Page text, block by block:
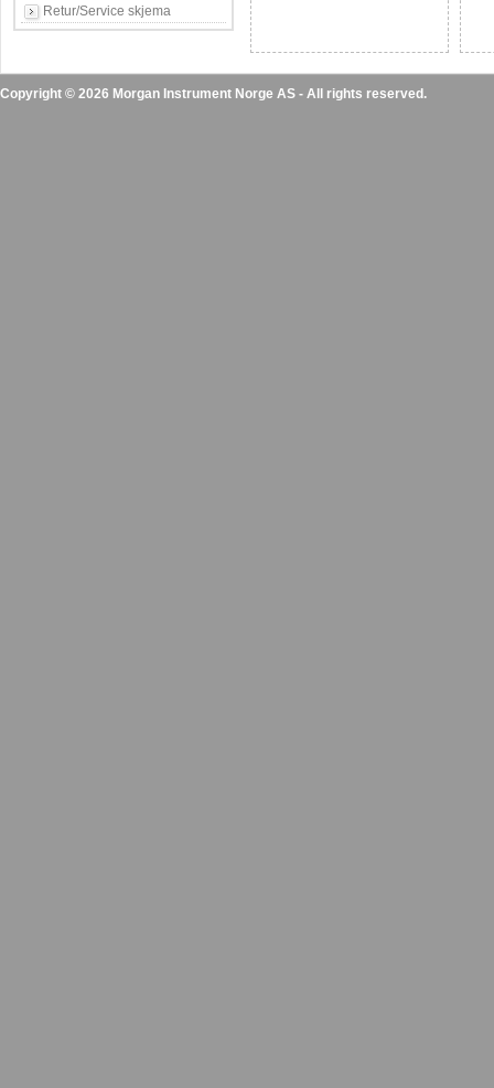
Retur/Service skjema
Copyright © 2026 Morgan Instrument Norge AS - All rights reserved.